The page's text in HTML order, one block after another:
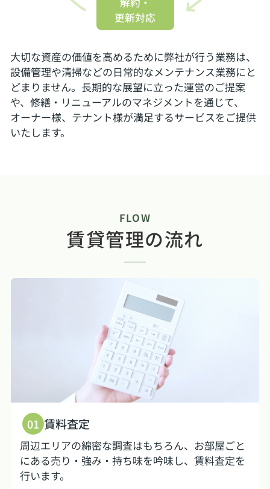
更新対応
大切な資産の価値を高めるために弊社が行う業務は、
設備管理や清掃などの日常的なメンテナンス業務にと
どまりません。長期的な展望に立った運営のご提案
や、修繕・リニューアルのマネジメントを通じて、
オーナー様、テナント様が満足するサービスをご提供
いたします。
FLOW
賃貸管理の流れ
01 賃料査定
周辺エリアの綿密な調査はもちろん、お部屋ごと
にある売り・強み・持ち味を吟味し、賃料査定を
行います。